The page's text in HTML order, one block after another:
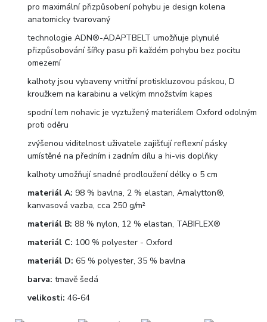
pro maximální přizpůsobení pohybu je design kolena
anatomicky tvarovaný
technologie ADN®-ADAPTBELT umožňuje plynulé
přizpůsobování šířky pasu při každém pohybu bez pocitu
omezemí
kalhoty jsou vybaveny vnitřní protiskluzovou páskou, D
kroužkem na karabinu a velkým množstvím kapes
spodní lem nohavic je vyztužený materiálem Oxford odolným
proti oděru
zvýšenou viditelnost uživatele zajišťují reflexní pásky
umístěné na předním i zadním dílu a hi-vis doplňky
kalhoty umožňují snadné prodloužení délky o 5 cm
materiál A: 98 % bavlna, 2 % elastan, Amalytton®,
kanvasová vazba, cca 250 g/m²
materiál B: 88 % nylon, 12 % elastan, TABIFLEX®
materiál C: 100 % polyester - Oxford
materiál D: 65 % polyester, 35 % bavlna
barva: tmavě šedá
velikosti: 46-64